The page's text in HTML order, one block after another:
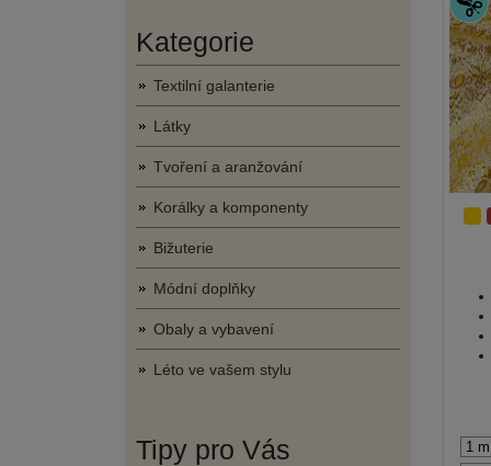
Kategorie
Textilní galanterie
Látky
Tvoření a aranžování
Korálky a komponenty
Bižuterie
Módní doplňky
Obaly a vybavení
Léto ve vašem stylu
Tipy pro Vás